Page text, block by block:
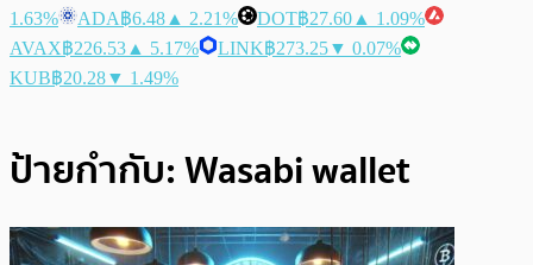
1.63%
ADA฿6.48 ▲ 2.21% DOT฿27.60 ▲ 1.09%
AVAX฿226.53 ▲ 5.17% LINK฿273.25▼ 0.07%
KUB฿20.28▼ 1.49%
ป้ายกำกับ:Wasabi wallet